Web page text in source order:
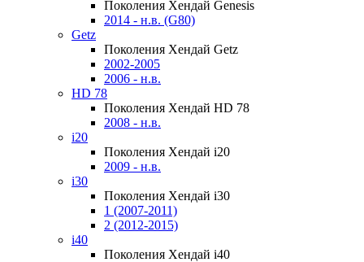
Поколения Хендай Genesis
2014 - н.в. (G80)
Getz
Поколения Хендай Getz
2002-2005
2006 - н.в.
HD 78
Поколения Хендай HD 78
2008 - н.в.
i20
Поколения Хендай i20
2009 - н.в.
i30
Поколения Хендай i30
1 (2007-2011)
2 (2012-2015)
i40
Поколения Хендай i40